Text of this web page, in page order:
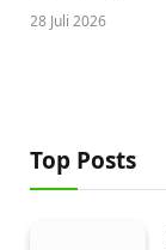
28 Juli 2026
Top Posts